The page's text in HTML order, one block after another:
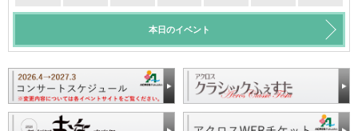
本日のイベント